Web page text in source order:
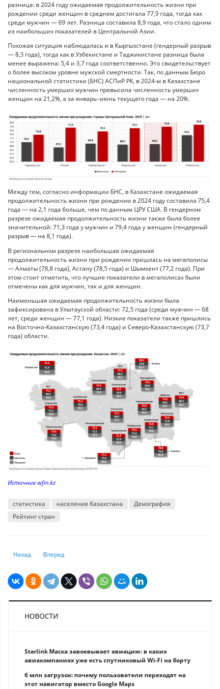
разница: в 2024 году ожидаемая продолжительность жизни при
рождении среди женщин в среднем достигала 77,9 года, тогда как
среди мужчин — 69 лет. Разница составила 8,9 года, что стало одним
из наибольших показателей в Центральной Азии.
Похожая ситуация наблюдалась и в Кыргызстане (гендерный разрыв
— 8,3 года), тогда как в Узбекистане и Таджикистане разница была
менее выражена: 5,4 и 3,7 года соответственно. Это свидетельствует
о более высоком уровне мужской смертности. Так, по данным Бюро
национальной статистики (БНС) АСПиР РК, в 2024-м в Казахстане
численность умерших мужчин превысила численность умерших
женщин на 21,2%, а за январь–июнь текущего года — на 20%.
Между тем, согласно информации БНС, в Казахстане ожидаемая
продолжительность жизни при рождении в 2024 году составила 75,4
года — на 2,1 года больше, чем по данным ЦРУ США. В гендерном
разрезе ожидаемая продолжительность жизни также была более
значительной: 71,3 года у мужчин и 79,4 года у женщин (гендерный
разрыв — на 8,1 года).
В региональном разрезе наибольшая ожидаемая
продолжительность жизни при рождении пришлась на мегаполисы
— Алматы (78,8 года), Астану (78,5 года) и Шымкент (77,2 года). При
этом стоит отметить, что лучшие показатели в мегаполисах были
отмечены как для мужчин, так и для женщин.
Наименьшая ожидаемая продолжительность жизни была
зафиксирована в Улытауской области: 72,5 года (среди мужчин — 68
лет, среди женщин — 77,1 года). Низкие показатели также пришлись
на Восточно-Казахстанскую (73,4 года) и Северо-Казахстанскую (73,7
года) области.
Источник wfin.kz
статистика население Казахстана
Демография
Рейтинг стран
Предыдущий: Казахстан теряет позиции в рейтинге стран по
Назад Следующий: Товарооборот между Казахстаном и США
Вперед
НОВОСТИ
Starlink Маска завоевывает авиацию: в каких
авиакомпаниях уже есть спутниковый Wi-Fi на борту
6 млн загрузок: почему пользователи переходят на
этот навигатор вместо Google Maps